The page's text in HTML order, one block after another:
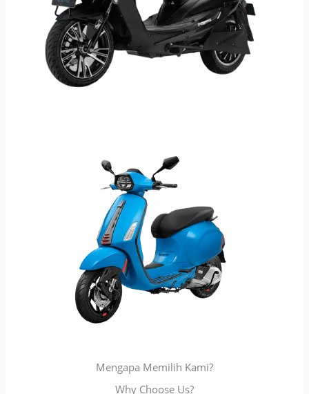
Mengapa Memilih Kami?
Why Choose Us?